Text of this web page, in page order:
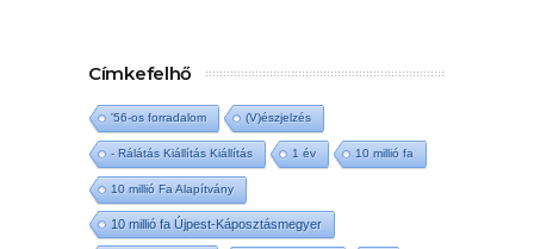
Címkefelhő
'56-os forradalom (V)észjelzés
- Rálátás Kiállítás Kiállítás 1 év 10 millió fa
10 millió Fa Alapítvány
10 millió fa Újpest-Káposztásmegyer